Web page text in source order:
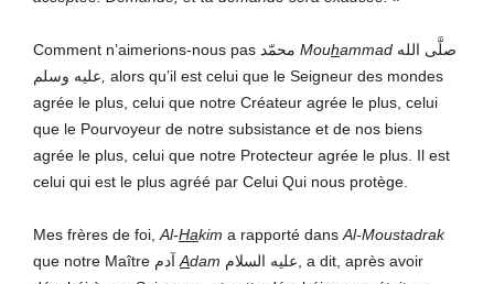
Mouhammad
عليه وسلم alors qu’il est celui que le Seigneur des mondes
agrée le plus, celui que notre Créateur agrée le plus, celui
que le Pourvoyeur de notre subsistance et de nos biens
agrée le plus, celui que notre Protecteur agrée le plus. Il est
celui qui est le plus agréé par Celui Qui nous protège.
Mes frères de foi, Al-Hakim a rapporté dans Al-Moustadrak
Adam عليه السلام, a dit, après avoir